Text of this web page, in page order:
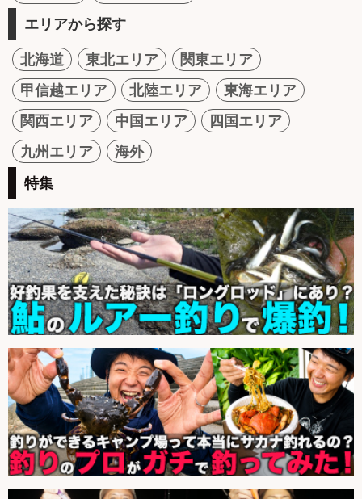
エリアから探す
北海道 東北エリア
関東エリア
甲信越エリア
北陸エリア
東海エリア
関西エリア
中国エリア
四国エリア
九州エリア
海外
特集